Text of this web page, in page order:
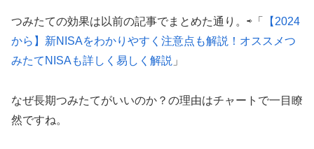
つみたての効果は以前の記事でまとめた通り。⇨「
【2024
から】新NISAをわかりやすく注意点も解説！オススメつ
みたてNISAも詳しく易しく解説 」
なぜ長期つみたてがいいのか？の理由はチャートで一目瞭
然ですね。